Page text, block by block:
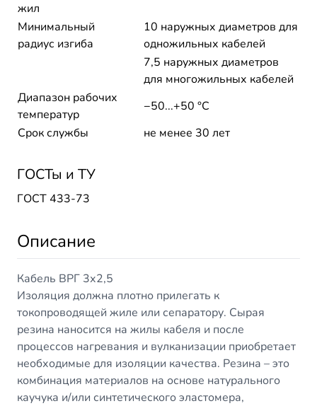
жил
Минимальный
радиус изгиба
10 наружных диаметров для
одножильных кабелей
7,5 наружных диаметров
для многожильных кабелей
Диапазон рабочих
температур
−50...+50 °C
Срок службы
не менее 30 лет
ГОСТы и ТУ
ГОСТ 433-73
Описание
Кабель ВРГ 3х2,5
Изоляция должна плотно прилегать к
токопроводящей жиле или сепаратору. Сырая
резина наносится на жилы кабеля и после
процессов нагревания и вулканизации приобретает
необходимые для изоляции качества. Резина – это
комбинация материалов на основе натурального
каучука и/или синтетического эластомера,